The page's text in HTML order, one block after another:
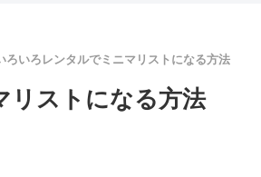
ろいろレンタルでミニマリストになる方法
リストになる方法